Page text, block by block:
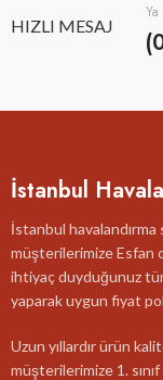
HIZLI MESAJ
İstanbul
İstanbul
müşterilerimize Esfan
ihtiyaç duyduğunuz
yaparak uygun fiyat
Uzun yıllardır ürün
müşterilerimize 1.